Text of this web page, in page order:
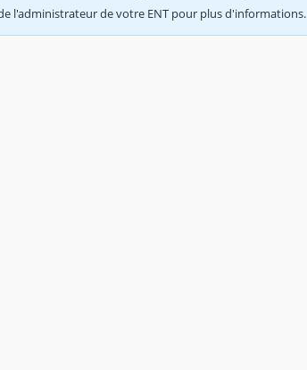
l'administrateur de votre ENT pour plus d'informations.